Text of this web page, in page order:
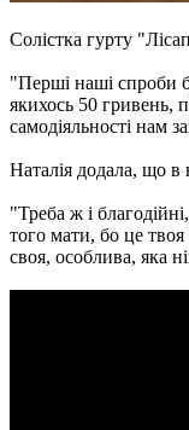
Солістка гурту
"Перші наші спроби
якихось 50 гривень,
самодіяльності нам
Наталія додала, що в
"Треба ж і
того мати, бо це
своя, особлива, яка